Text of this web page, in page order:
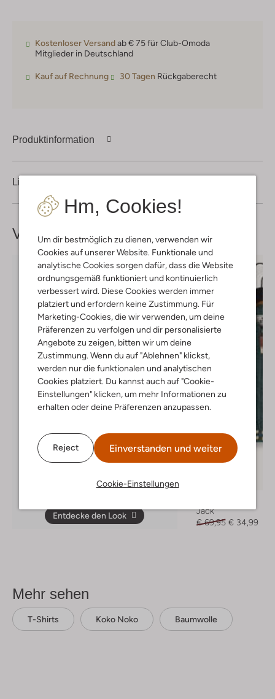
Hm, Cookies!
Um dir bestmöglich zu dienen, verwenden wir
Cookies auf unserer Website. Funktionale und
analytische Cookies sorgen dafür, dass die Website
ordnungsgemäß funktioniert und kontinuierlich
verbessert wird. Diese Cookies werden immer
platziert und erfordern keine Zustimmung. Für
Marketing-Cookies, die wir verwenden, um deine
Präferenzen zu verfolgen und dir personalisierte
Angebote zu zeigen, bitten wir um deine
Zustimmung. Wenn du auf "Ablehnen" klickst,
werden nur die funktionalen und analytischen
Cookies platziert. Du kannst auch auf "Cookie-
Einstellungen" klicken, um mehr Informationen zu
erhalten oder deine Präferenzen anzupassen.
Reject Einverstanden und weiter
Cookie-Einstellungen
Kostenloser Versandab € 75 für Club-Omoda
Mitglieder in Deutschland
Kauf auf Rechnung 30 Tagen Rückgaberecht
Produktinformation
Lieferung & Rückgabe
Vervollständige deinen Look
Entdecke den Look
Jack
€ 69,95 € 34,99
Mehr sehen
T-Shirts Koko Noko Baumwolle